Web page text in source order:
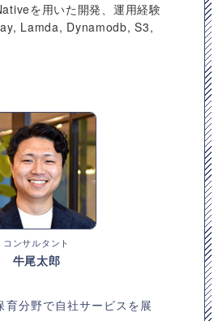
を用いた開発、運用経験
Lamda, Dynamodb, S3,
コンサルタント
牛尾太郎
育分野で自社サービスを展